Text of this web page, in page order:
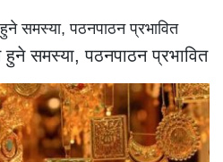
हुने समस्या, पठनपाठन प्रभावित